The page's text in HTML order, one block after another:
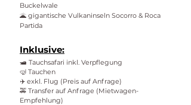
Buckelwale
🌋 gigantische Vulkaninseln Socorro & Roca
Partida
Inklusive:
🛥️ Tauchsafari inkl. Verpflegung
🤿 Tauchen
✈️ exkl. Flug (Preis auf Anfrage)
🚕 Transfer auf Anfrage (Mietwagen-
Empfehlung)